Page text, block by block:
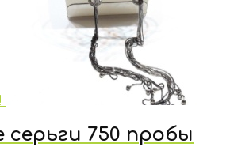
750 пробы